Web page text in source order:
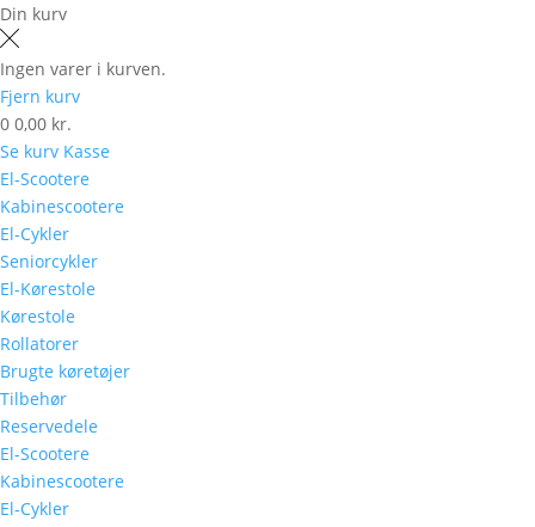
Din kurv
Ingen varer i kurven.
Fjern kurv
0 0,00 kr.
Se kurv Kasse
El-Scootere
Kabinescootere
El-Cykler
Seniorcykler
El-Kørestole
Kørestole
Rollatorer
Brugte køretøjer
Tilbehør
Reservedele
El-Scootere
Kabinescootere
El-Cykler